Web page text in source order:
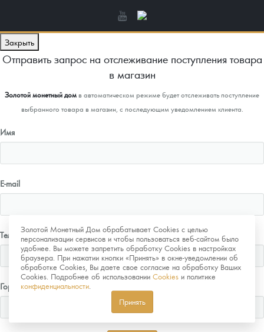
Золотой Монетный Дом обрабатывает Cookies с целью
персонализации сервисов и чтобы пользоваться веб-сайтом было
удобнее. Вы можете запретить обработку Cookies в настройках
браузера. При нажатии кнопки «Принять» в окне-уведомлении об
обработке Cookies, Вы даете свое согласие на обработку Ваших
Cookies. Подробнее об использовании Cookies и политике
конфиденциальности
Принять
Закрыть
Отправить запрос на отслеживание поступления товара
в магазин
Золотой монетный домв автоматическом режиме будет отслеживать поступление
выбранного товара в магазин, с последующим уведомлением клиента.
Имя
E-mail
Телефон
Город